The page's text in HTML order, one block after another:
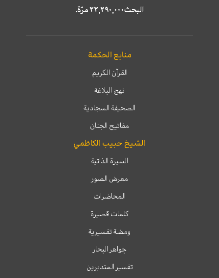
البحث٢٢,٢٩٠,٠٠٠ مرّة.
منابع الحكمة
القرآن الكريم
نهج البلاغة
الصحيفة السجادية
مفاتيح الجنان
الشيخ حبيب الكاظمي
السيرة الذاتية
معرض الصور
المحاضرات
كلمات قصيرة
ومضة تفسيرية
جواهر البحار
تفسير المتدبرين